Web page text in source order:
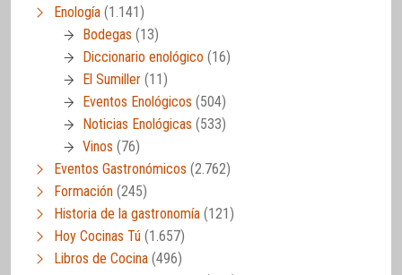
Enología (1.141)
Bodegas (13)
Diccionario enológico (16)
El Sumiller (11)
Eventos Enológicos (504)
Noticias Enológicas (533)
Vinos (76)
Eventos Gastronómicos (2.762)
Formación (245)
Historia de la gastronomía (121)
Hoy Cocinas Tú (1.657)
Libros de Cocina (496)